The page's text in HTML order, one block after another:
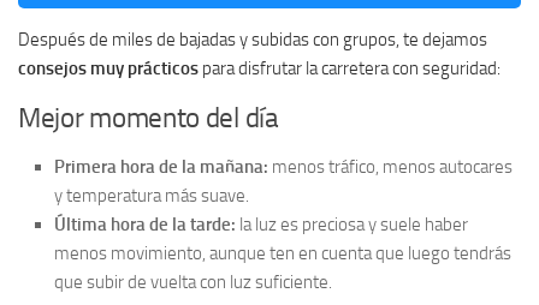
Después de miles de bajadas y subidas con grupos, te dejamos
consejos muy prácticos para disfrutar la carretera con seguridad:
Mejor momento del día
Primera hora de la mañana: menos tráfico, menos autocares
y temperatura más suave.
Última hora de la tarde: la luz es preciosa y suele haber
menos movimiento, aunque ten en cuenta que luego tendrás
que subir de vuelta con luz suficiente.